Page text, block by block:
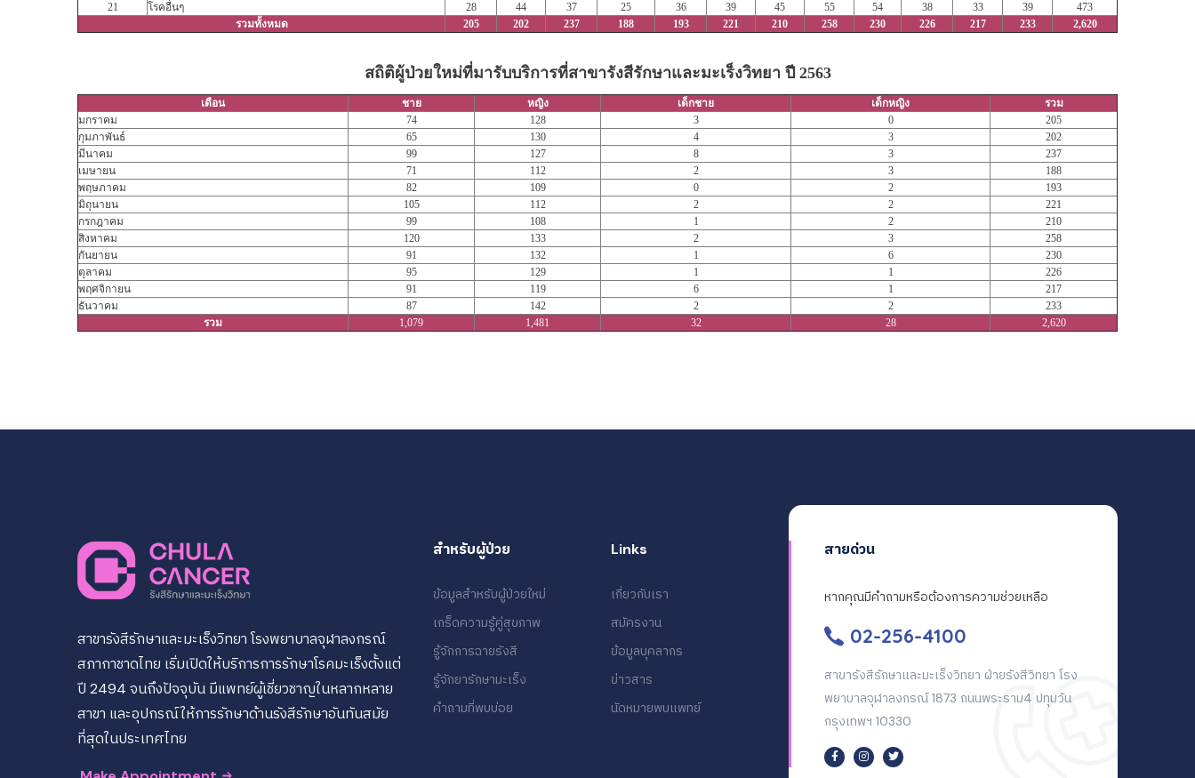
21
โรคอื่นๆ 28 44 37 25 36 39 45 55 54 38 33 39
473
รวมทั้งหมด
205 202 237 188 193 221 210 258 230 226 217 233 2,620
สถิติผู้ป่วยใหม่ที่มารับบริการที่สาขารังสีรักษาและมะเร็งวิทยา ปี 2563
เดือน ชาย หญิง เด็กชาย เด็กหญิง
รวม
มกราคม
74 128 3 0
205
กุมภาพันธ์
65 130 4 3
202
มีนาคม
99 127 8 3
237
เมษายน
71 112 2 3
188
พฤษภาคม
82 109 0 2
193
มิถุนายน
105 112 2 2
221
กรกฎาคม
99 108 1 2
210
สิงหาคม
120 133 2 3
258
กันยายน
91 132 1 6
230
ตุลาคม
95 129 1 1
226
พฤศจิกายน
91 119 6 1
217
ธันวาคม
87 142 2 2
233
รวม
1,079 1,481 32 28 2,620
สาขารังสีรักษาและมะเร็งวิทยา โรงพยาบาลจุฬาลงกรณ์
สภากาชาดไทย เริ่มเปิดให้บริการการรักษาโรคมะเร็งตั้งแต่
ปี 2494 จนถึงปัจจุบัน มีแพทย์ผู้เชี่ยวชาญในหลากหลาย
สาขา และอุปกรณ์ให้การรักษาด้านรังสีรักษาอันทันสมัย
ที่สุดในประเทศไทย
สำหรับผู้ป่วย
ข้อมูลสำหรับผู้ป่วยใหม่
เกร็ดความรู้คู่สุขภาพ
รู้จักการฉายรังสี
รู้จักยารักษามะเร็ง
คำถามที่พบบ่อย
Links
เกี่ยวกับเรา
สมัครงาน
ข้อมูลบุคลากร
ข่าวสาร
นัดหมายพบแพทย์
สายด่วน
หากคุณมีคำถามหรือต้องการความช่วยเหลือ
02-256-4100
สาขารังสีรักษาและมะเร็งวิทยา ฝ่ายรังสีวิทยา โรง
พยาบาลจุฬาลงกรณ์ 1873 ถนนพระราม4 ปทุมวัน
กรุงเทพฯ 10330